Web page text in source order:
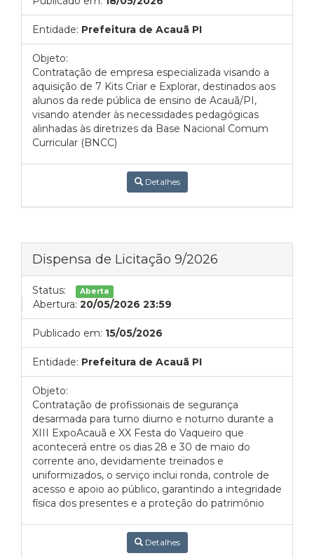
Entidade: Prefeitura de Acauã PI
Objeto:
Contratação de empresa especializada visando a
aquisição de 7 Kits Criar e Explorar, destinados aos
alunos da rede pública de ensino de Acauã/PI,
visando atender às necessidades pedagógicas
alinhadas às diretrizes da Base Nacional Comum
Curricular (BNCC)
Detalhes
Dispensa de Licitação 9/2026
Status: Aberta
Abertura: 20/05/2026 23:59
Publicado em: 15/05/2026
Entidade: Prefeitura de Acauã PI
Objeto:
Contratação de profissionais de segurança
desarmada para turno diurno e noturno durante a
XIII ExpoAcauã e XX Festa do Vaqueiro que
acontecerá entre os dias 28 e 30 de maio do
corrente ano, devidamente treinados e
uniformizados, o serviço inclui ronda, controle de
acesso e apoio ao público, garantindo a integridade
física dos presentes e a proteção do patrimônio
Detalhes